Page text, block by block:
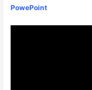
PowePoint